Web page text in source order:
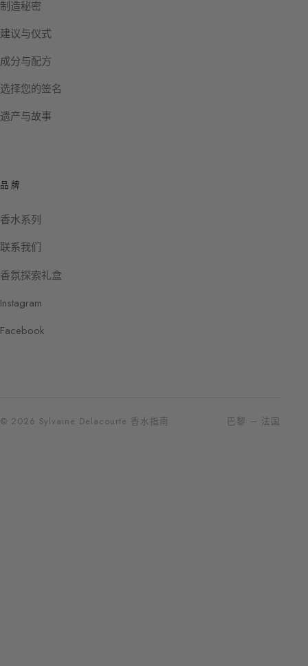
制造秘密
建议与仪式
成分与配方
选择您的签名
遗产与故事
品牌
香水系列
联系我们
香氛探索礼盒
Instagram
Facebook
© 2026 Sylvaine Delacourte 香水指南 巴黎 — 法国